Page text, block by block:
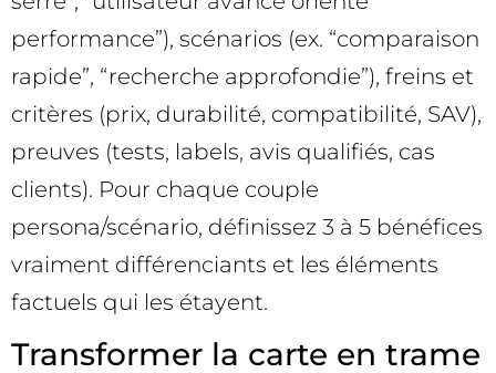
performance”), scénarios (ex. “comparaison
rapide”, “recherche approfondie”), freins et
critères (prix, durabilité, compatibilité, SAV),
preuves (tests, labels, avis qualifiés, cas
clients). Pour chaque couple
persona/scénario, définissez 3 à 5 bénéfices
vraiment différenciants et les éléments
factuels qui les étayent.
Transformer la carte en trame